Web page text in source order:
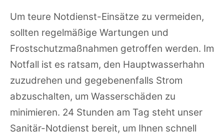
Um teure Notdienst-Einsätze zu vermeiden,
sollten regelmäßige Wartungen und
Frostschutzmaßnahmen getroffen werden. Im
Notfall ist es ratsam, den Hauptwasserhahn
zuzudrehen und gegebenenfalls Strom
abzuschalten, um Wasserschäden zu
minimieren. 24 Stunden am Tag steht unser
Sanitär-Notdienst bereit, um Ihnen schnell